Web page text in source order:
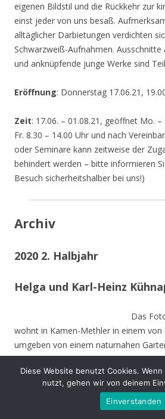
eigenen Bildstil und die Rückkehr zur
einst jeder von uns besaß.
alltäglicher Darbietungen verdichten
Schwarzweiß-Aufnahmen.
und anknüpfende junge Werke sind
Eröffnung: Donnerstag 17.06.21,
Zeit: 17.06. – 01.08.21, geöffnet Mo.
Fr. 8.30 – 14.00 Uhr und nach
oder Seminare kann zeitweise der
behindert werden – bitte informieren
Besuch sicherheitshalber bei uns!)
Archiv
2020 2. Halbjahr
Helga und Karl-Heinz
Das
wohnt in Kamen-Methler in einem von
umgeben von einem naturnahen
naturnahen Wiesen, Obstbäumen und
Bäumen. Die Stämme der von
zu Teilen im Garten integriert und
Vögeln als Nahrungs-und Brutstätte.
Diese Website benutzt Cookies.
nutzt, gehen wir von deinem
Einverstanden